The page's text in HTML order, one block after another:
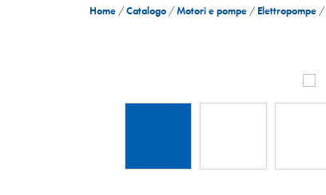
Home /Catalogo /Motori e pompe / Elettropompe /